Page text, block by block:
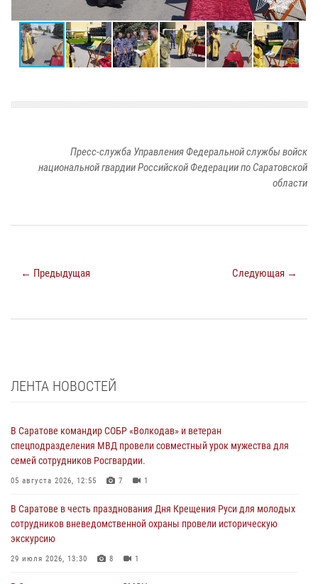
Пресс-служба Управления Федеральной службы войск
национальной гвардии Российской Федерации по Саратовской
области
← Предыдущая Следующая →
ЛЕНТА НОВОСТЕЙ
В Саратове командир СОБР «Волкодав» и ветеран
спецподразделения МВД провели совместный урок мужества для
семей сотрудников Росгвардии.
05 августа 2026, 12:55 7 1
В Саратове в честь празднования Дня Крещения Руси для молодых
сотрудников вневедомственной охраны провели историческую
экскурсию
29 июля 2026, 13:30 8 1